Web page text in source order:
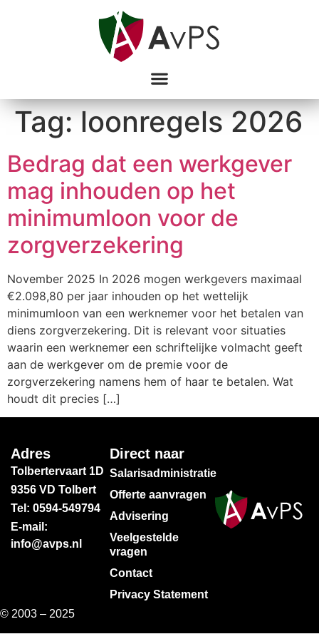
Tag:loonregels 2026
Bedrag dat een werkgever
mag inhouden op het
minimumloon voor de
zorgverzekering
November 2025 In 2026 mogen werkgevers maximaal
€2.098,80 per jaar inhouden op het wettelijk
minimumloon van een werknemer voor het betalen van
diens zorgverzekering. Dit is relevant voor situaties
waarin een werknemer een schriftelijke volmacht geeft
aan de werkgever om de premie voor de
zorgverzekering namens hem of haar te betalen. Wat
houdt dit precies […]
Adres
Tolbertervaart 1D
9356 VD Tolbert
Tel: 0594-549794
E-mail:
info@avps.nl
Direct naar
Salarisadministratie
Offerte aanvragen
Advisering
Veelgestelde
vragen
Contact
Privacy Statement
© 2003 – 2025